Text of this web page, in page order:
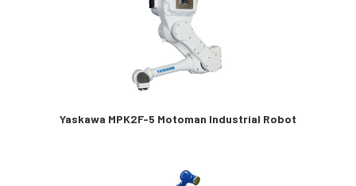
Yaskawa MPK2F-5 Motoman Industrial Robot